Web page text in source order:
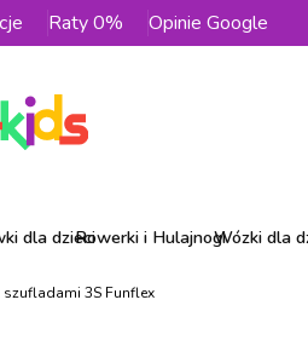
Raty 0% Opinie Google
dla dzieciRowerki i HulajnogiWózki dla
3S Funflex